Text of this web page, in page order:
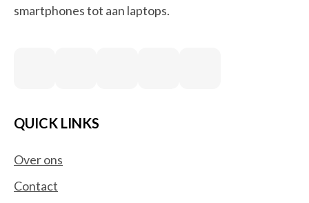
smartphones tot aan laptops.
QUICK LINKS
Over ons
Contact